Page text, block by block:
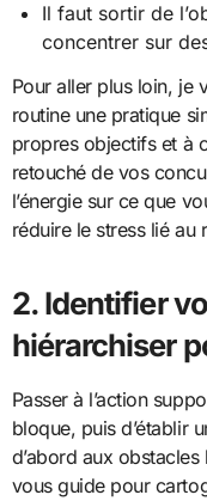
Il faut sortir de
concentrer sur
Pour aller plus loin, je
routine une pratique
propres objectifs et à
retouché de vos
l’énergie sur ce que
réduire le stress lié au
2. Identifier
hiérarchiser
Passer à l’action
bloque, puis d’établir
d’abord aux
vous guide pour